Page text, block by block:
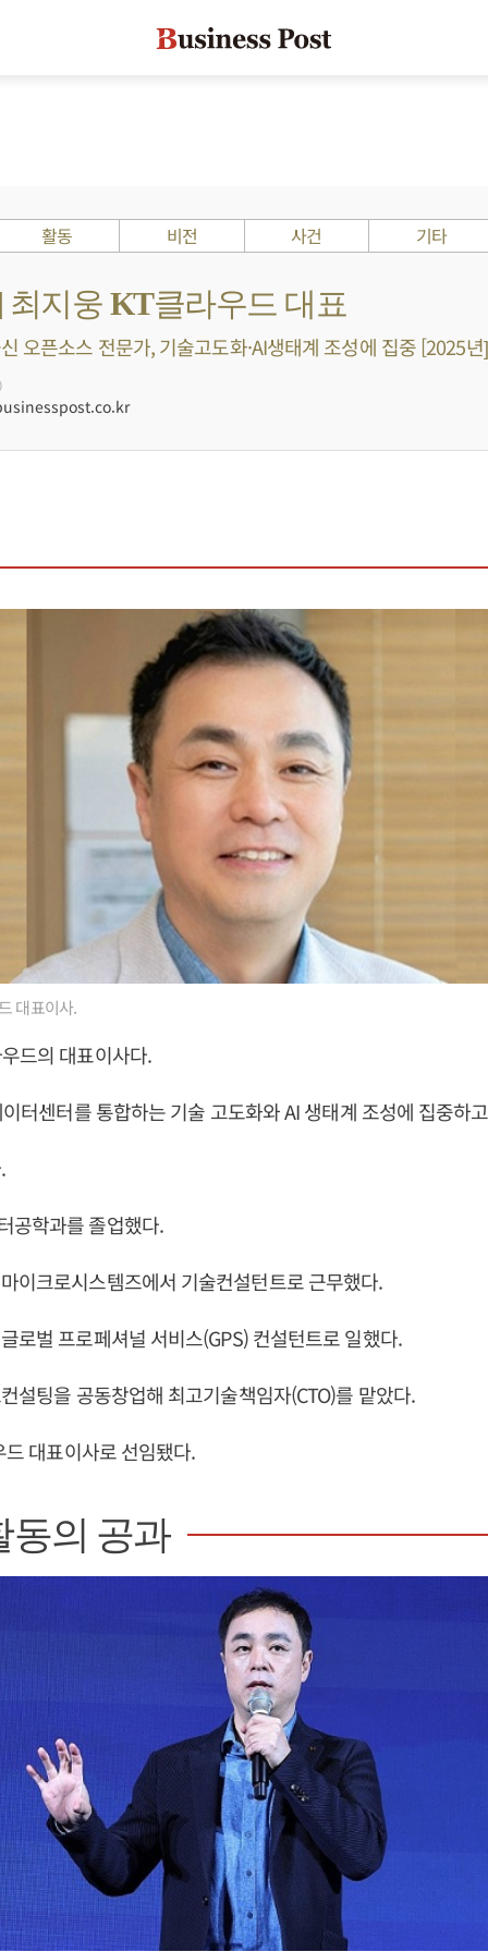
활동 비전 사건 기타
최지웅 KT클라우드 대표
오픈소스 전문가, 기술고도화·AI생태계 조성에 집중 [2025년]
대표이사.
드의 대표이사다.
터센터를 통합하는 기술 고도화와 AI 생태계 조성에 집중하
공학과를 졸업했다.
이크로시스템즈에서 기술컨설턴트로 근무했다.
로벌 프로페셔널 서비스(GPS) 컨설턴트로 일했다.
설팅을 공동창업해 최고기술책임자(CTO)를 맡았다.
대표이사로 선임됐다.
동의 공과